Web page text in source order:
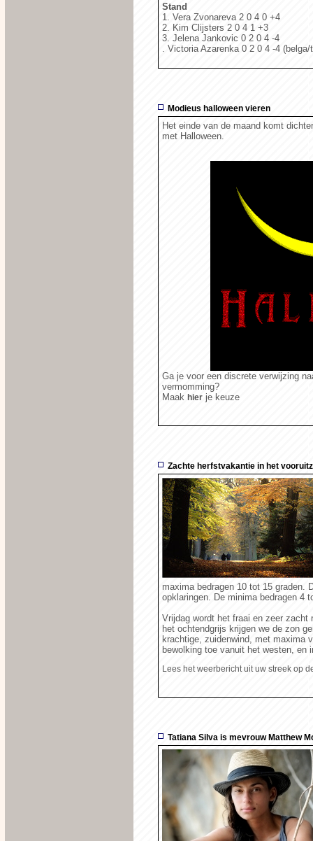
Stand
1. Vera Zvonareva 2 0 4 0 +4
2. Kim Clijsters 2 0 4 1 +3
3. Jelena Jankovic 0 2 0 4 -4
. Victoria Azarenka 0 2 0 4 -4 (belga/
Modieus halloween vieren
Het einde van de maand komt
met Halloween.
Ga je voor een discrete verwijzing
vermomming?
Maak hier je keuze
Zachte herfstvakantie in het
maxima bedragen 10 tot 15 graden.
opklaringen. De minima bedragen 4
Vrijdag wordt het fraai en zeer zacht
het ochtendgrijs krijgen we de zon
krachtige, zuidenwind, met maxima
bewolking toe vanuit het westen, en
Lees het weerbericht uit uw streek op
Tatiana Silva is mevrouw Matthew